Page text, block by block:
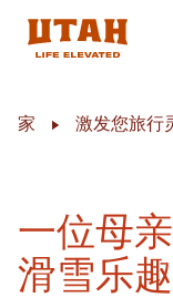
家 激发您旅行
一位母
滑雪乐趣